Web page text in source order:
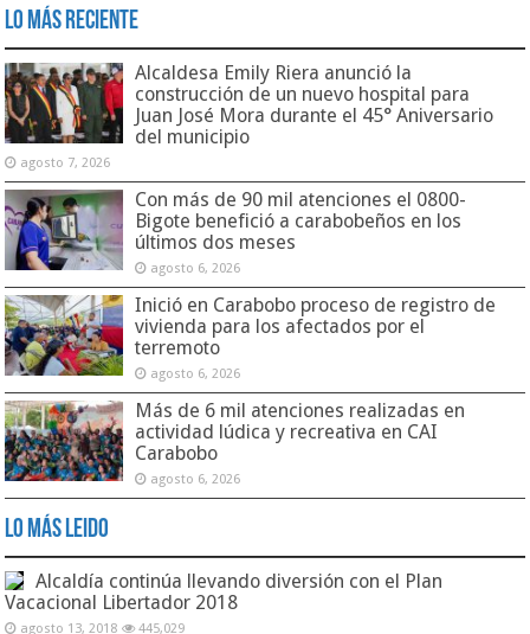
Lo Más Reciente
Alcaldesa Emily Riera anunció la
construcción de un nuevo hospital para
Juan José Mora durante el 45° Aniversario
del municipio
agosto 7, 2026
Con más de 90 mil atenciones el 0800-
Bigote benefició a carabobeños en los
últimos dos meses
agosto 6, 2026
Inició en Carabobo proceso de registro de
vivienda para los afectados por el
terremoto
agosto 6, 2026
Más de 6 mil atenciones realizadas en
actividad lúdica y recreativa en CAI
Carabobo
agosto 6, 2026
Lo Más Leido
Alcaldía continúa llevando diversión con el Plan
Vacacional Libertador 2018
agosto 13, 2018 445,029